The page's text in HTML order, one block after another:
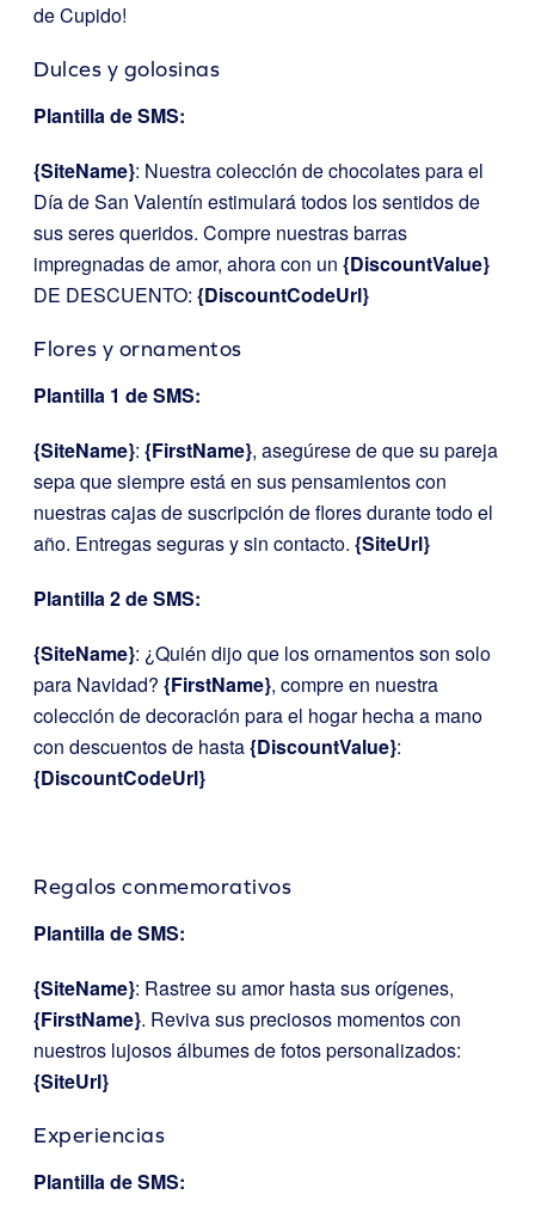
de Cupido!
Dulces y golosinas
Plantilla de SMS:
{SiteName}: Nuestra colección de chocolates para el
Día de San Valentín estimulará todos los sentidos de
sus seres queridos. Compre nuestras barras
impregnadas de amor, ahora con un {DiscountValue}
DE DESCUENTO: {DiscountCodeUrl}
Flores y ornamentos
Plantilla 1 de SMS:
{SiteName}: {FirstName}, asegúrese de que su pareja
sepa que siempre está en sus pensamientos con
nuestras cajas de suscripción de flores durante todo el
año. Entregas seguras y sin contacto. {SiteUrl}
Plantilla 2 de SMS:
{SiteName}: ¿Quién dijo que los ornamentos son solo
para Navidad? {FirstName}, compre en nuestra
colección de decoración para el hogar hecha a mano
con descuentos de hasta{DiscountValue}:
{DiscountCodeUrl}
Regalos conmemorativos
Plantilla de SMS:
{SiteName}: Rastree su amor hasta sus orígenes,
{FirstName}. Reviva sus preciosos momentos con
nuestros lujosos álbumes de fotos personalizados:
{SiteUrl}
Experiencias
Plantilla de SMS: